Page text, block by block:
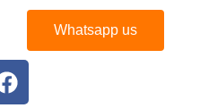
Whatsapp us